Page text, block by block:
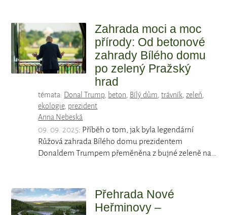
Zahrada moci a moc
přírody: Od betonové
zahrady Bílého domu
po zelený Pražský
hrad
témata: Donal Trump, beton, Bílý dům,trávník,zeleň,
ekologie, prezident
Anna Nebeská
09. 09. 2025: Příběh o tom, jak byla legendární
Růžová zahrada Bílého domu prezidentem
Donaldem Trumpem přeměněna z bujné zeleně na…
Přehrada Nové
Heřminovy –